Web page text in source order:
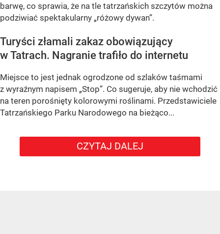
barwę, co sprawia, że na tle tatrzańskich szczytów można
podziwiać spektakularny „różowy dywan”.
Turyści złamali zakaz obowiązujący
w Tatrach. Nagranie trafiło do internetu
Miejsce to jest jednak ogrodzone od szlaków taśmami
z wyraźnym napisem „Stop”. Co sugeruje, aby nie wchodzić
na teren porośnięty kolorowymi roślinami. Przedstawiciele
Tatrzańskiego Parku Narodowego na bieżąco...
CZYTAJ DALEJ